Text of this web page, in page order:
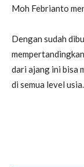
Moh Febrianto
Dengan sudah
dari ajang ini bisa
di semua level usia.